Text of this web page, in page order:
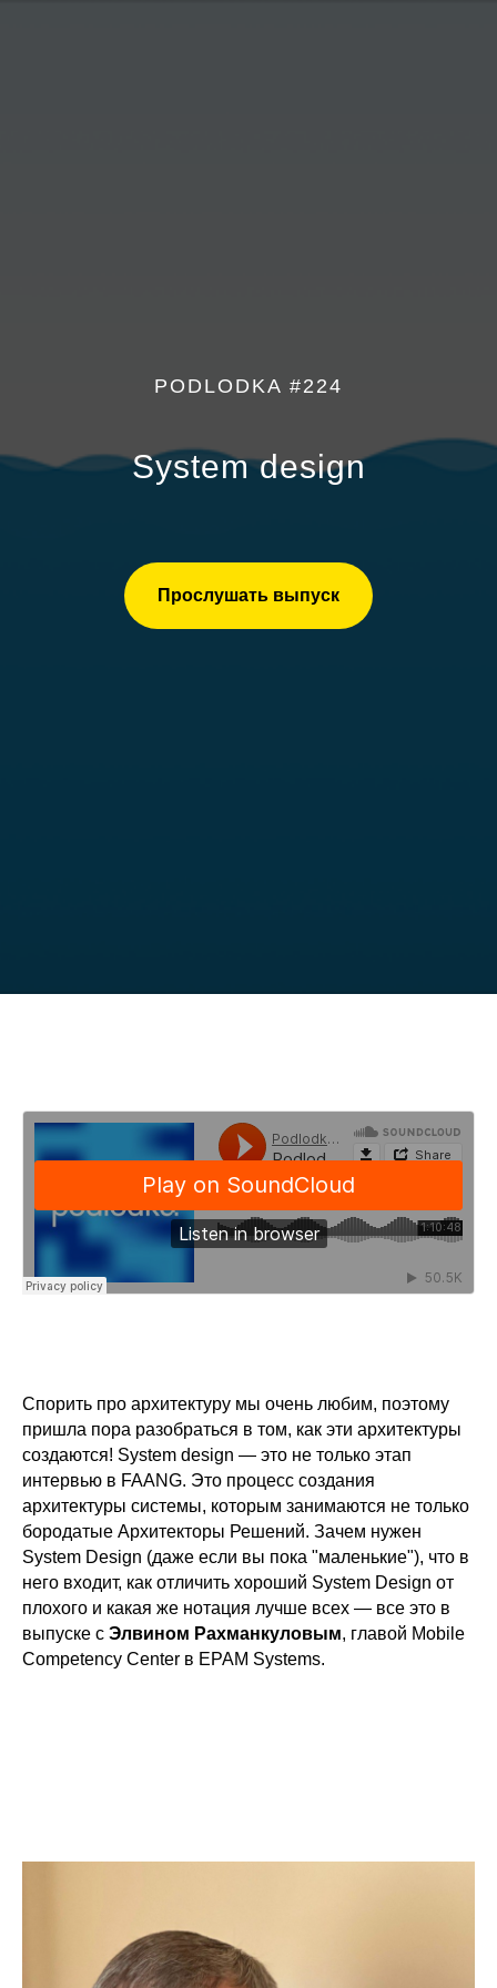
PODLODKA #224
System design
Прослушать выпуск
Спорить про архитектуру мы очень любим, поэтому
пришла пора разобраться в том, как эти архитектуры
создаются! System design — это не только этап
интервью в FAANG. Это процесс создания
архитектуры системы, которым занимаются не только
бородатые Архитекторы Решений. Зачем нужен
System Design (даже если вы пока "маленькие"), что в
него входит, как отличить хороший System Design от
плохого и какая же нотация лучше всех — все это в
выпуске с Элвином Рахманкуловым, главой Mobile
Competency Center в EPAM Systems.